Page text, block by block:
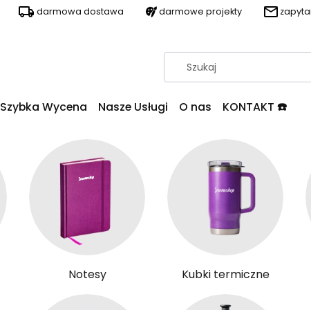
darmowa dostawa darmowe projekty
Szybka Wycena Nasze Usługi O nas KONTAKT ☎️
Notesy Kubki termiczne